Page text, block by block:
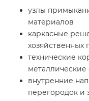
узлы
материалов
каркасные
хозяйственных
технические
металлические
внутренние
перегородок и